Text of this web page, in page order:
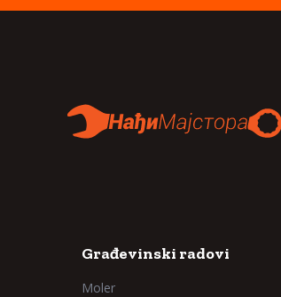
Građevinski radovi
Moler